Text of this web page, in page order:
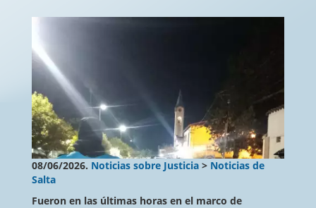
08/06/2026. Noticias sobre Justicia > Noticias de
Salta
Fueron en las últimas horas en el marco de